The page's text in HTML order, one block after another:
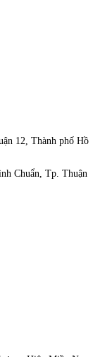
12, Thành phố Hồ
Chuẩn, Tp. Thuận